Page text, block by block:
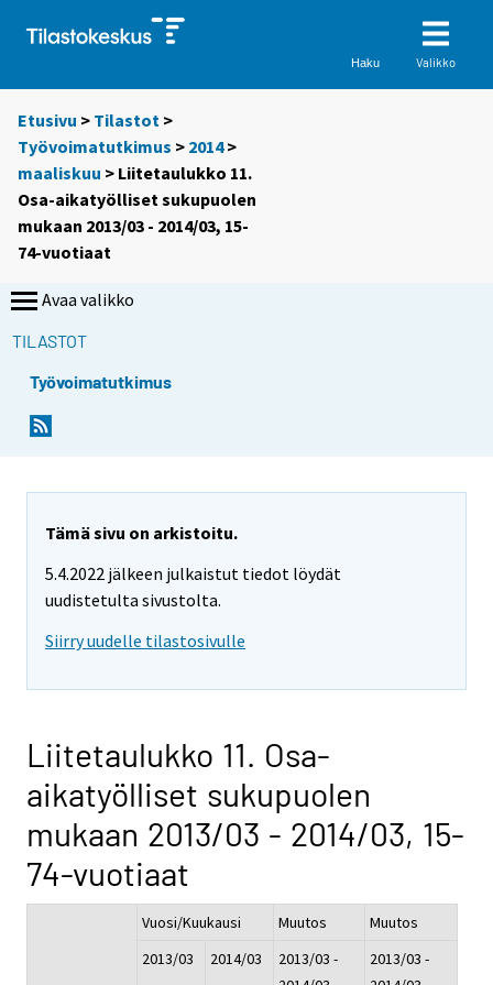
Haku Valikko
Etusivu > Tilastot >
Työvoimatutkimus > 2014>
maaliskuu > Liitetaulukko 11.
Osa-aikatyölliset sukupuolen
mukaan 2013/03 - 2014/03, 15-
74-vuotiaat
Avaa valikko
TILASTOT
Työvoimatutkimus
Tämä sivu on arkistoitu.
5.4.2022 jälkeen julkaistut tiedot löydät
uudistetulta sivustolta.
Siirry uudelle tilastosivulle
Liitetaulukko 11. Osa-
aikatyölliset sukupuolen
mukaan 2013/03 - 2014/03, 15-
74-vuotiaat
Vuosi/Kuukausi Muutos
Muutos
2013/03
2014/03
2013/03 -
2013/03 -